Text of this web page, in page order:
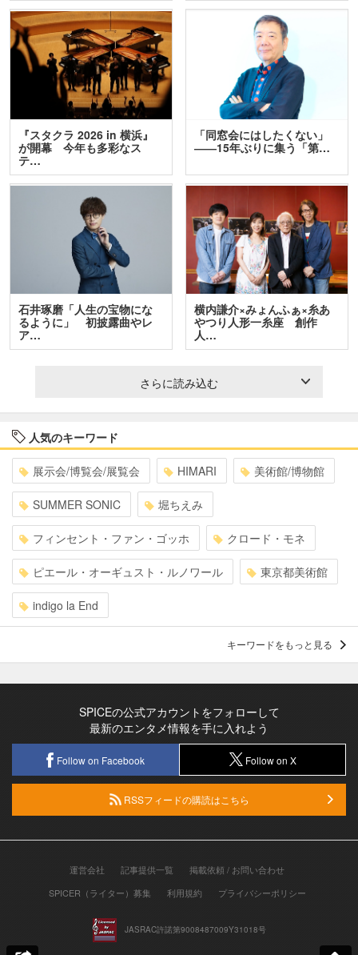
『スタクラ 2026 in 横浜』
が開幕 今年も多彩なス
テ…
「同窓会にはしたくない」
――15年ぶりに集う「第…
石井琢磨「人生の宝物にな
るように」 初披露曲やレ
ア…
横内謙介×みょんふぁ×糸あ
やつり人形一糸座 創作
人…
さらに読み込む
人気のキーワード
展示会/博覧会/展覧会 HIMARI 美術館/博物館
SUMMER SONIC 堀ちえみ
フィンセント・ファン・ゴッホ クロード・モネ
ピエール・オーギュスト・ルノワール 東京都美術館
indigo la End
キーワードをもっと見る
SPICEの公式アカウントをフォローして
最新のエンタメ情報を手に入れよう
Follow on Facebook Follow on X
RSSフィードの購読はこちら
運営会社 記事提供一覧
掲載依頼 / お問い合わせ
SPICER（ライター）募集
利用規約 プライバシーポリシー
JASRAC許諾第9008487009Y31018号